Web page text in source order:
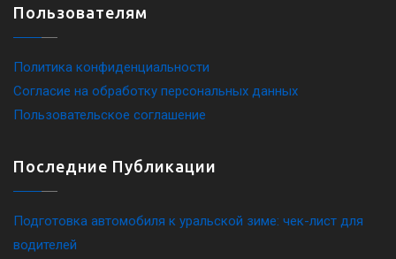
Пользователям
Политика конфиденциальности
Согласие на обработку персональных данных
Пользовательское соглашение
Последние Публикации
Подготовка автомобиля к уральской зиме: чек-лист для
водителей